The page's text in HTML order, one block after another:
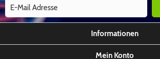
Informationen
Mein Konto